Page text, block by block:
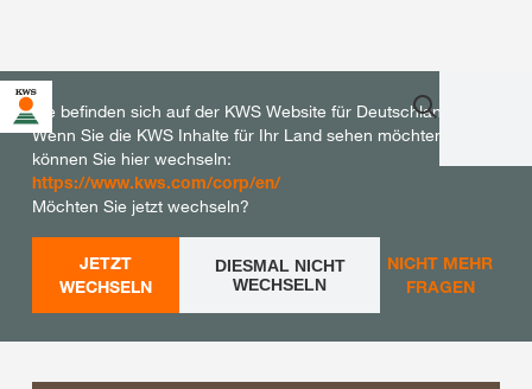
Sie befinden sich auf der KWS Website für Deutschland.
Wenn Sie die KWS Inhalte für Ihr Land sehen möchten,
können Sie hier wechseln:
https://www.kws.com/corp/en/
Möchten Sie jetzt wechseln?
JETZT
WECHSELN
DIESMAL NICHT
WECHSELN
NICHT MEHR
FRAGEN